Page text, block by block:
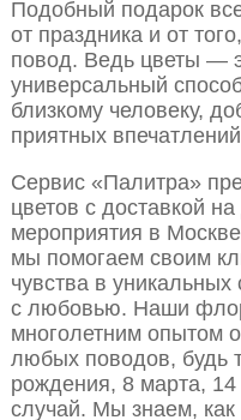
Подобный подарок
от праздника и от
повод. Ведь цветы —
универсальный
близкому человеку,
приятных
Сервис «Палитра»
цветов с доставкой
мероприятия в
мы помогаем своим
чувства в
с любовью. Наши
многолетним опытом
любых поводов, будь
рождения, 8 марта,
случай. Мы знаем,